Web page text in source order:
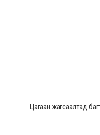
Цагаан жагсаалтад багтсан